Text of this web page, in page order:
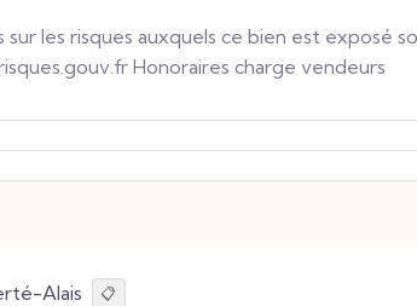
sur les risques auxquels ce bien est exposé
Honoraires charge vendeurs
Alais 📋